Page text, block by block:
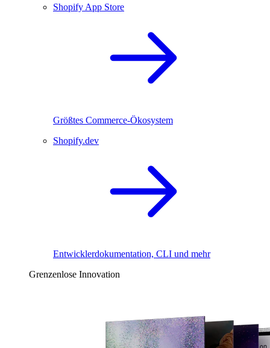
Shopify App Store
Größtes Commerce-Ökosystem
Shopify.dev
Entwicklerdokumentation, CLI und mehr
Grenzenlose Innovation